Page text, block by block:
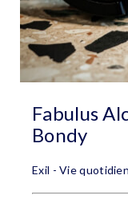
Fabulus
Bondy
Exil - Vie